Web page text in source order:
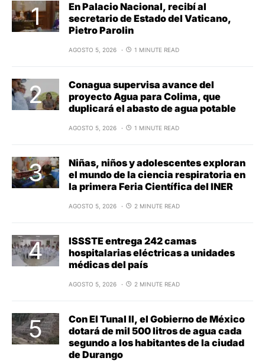
En Palacio Nacional, recibí al
secretario de Estado del Vaticano,
Pietro Parolin
AGOSTO 5, 2026 1 MINUTE READ
Conagua supervisa avance del
proyecto Agua para Colima, que
duplicará el abasto de agua potable
AGOSTO 5, 2026 1 MINUTE READ
Niñas, niños y adolescentes exploran
el mundo de la ciencia respiratoria en
la primera Feria Científica del INER
AGOSTO 5, 2026 2 MINUTE READ
ISSSTE entrega 242 camas
hospitalarias eléctricas a unidades
médicas del país
AGOSTO 5, 2026 2 MINUTE READ
Con El Tunal II, el Gobierno de México
dotará de mil 500 litros de agua cada
segundo a los habitantes de la ciudad
de Durango